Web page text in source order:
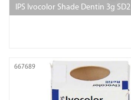
IPS Ivocolor Shade Dentin 3g SD2
667689